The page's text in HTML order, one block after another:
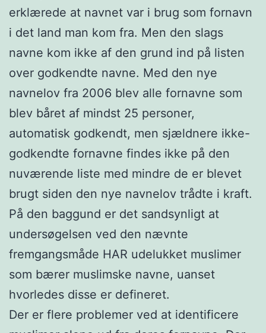
erklærede at navnet var i brug som fornavn
i det land man kom fra. Men den slags
navne kom ikke af den grund ind på listen
over godkendte navne. Med den nye
navnelov fra 2006 blev alle fornavne som
blev båret af mindst 25 personer,
automatisk godkendt, men sjældnere ikke-
godkendte fornavne findes ikke på den
nuværende liste med mindre de er blevet
brugt siden den nye navnelov trådte i kraft.
På den baggund er det sandsynligt at
undersøgelsen ved den nævnte
fremgangsmåde HAR udelukket muslimer
som bærer muslimske navne, uanset
hvorledes disse er defineret.
Der er flere problemer ved at identificere